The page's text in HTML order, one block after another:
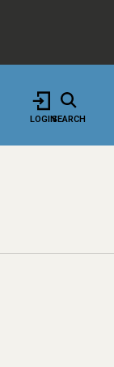
LOGINSEARCH